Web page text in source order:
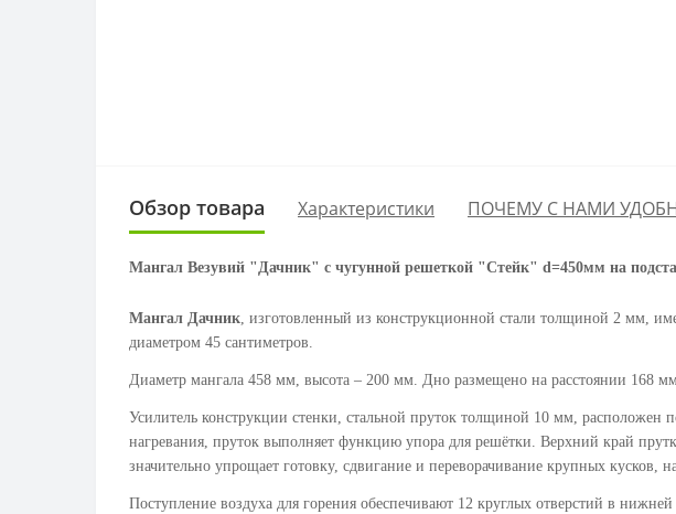
Обзор товара Характеристики ПОЧЕМУ С НАМИ
Мангал Везувий "Дачник" с чугунной решеткой "Стейк" d=450мм на
Мангал Дачник, изготовленный из конструкционной стали толщиной 2 мм,
диаметром 45 сантиметров.
Диаметр мангала 458 мм, высота – 200 мм. Дно размещено на расстоянии 168
Усилитель конструкции стенки, стальной пруток толщиной 10 мм,
нагревания, пруток выполняет функцию упора для решётки. Верхний край
значительно упрощает готовку, сдвигание и переворачивание крупных кусков,
Поступление воздуха для горения обеспечивают 12 круглых отверстий в